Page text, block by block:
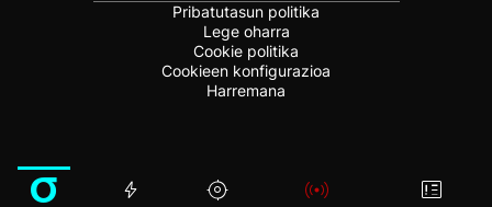
Pribatutasun politika
Lege oharra
Cookie politika
Cookieen konfigurazioa
Harremana